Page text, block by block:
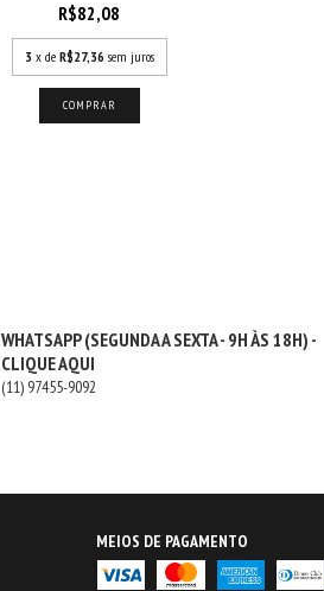
R$82,08
3 x de R$27,36 sem juros
COMPRAR
WHATSAPP (SEGUNDA A SEXTA - 9H ÀS 18H) -
CLIQUE AQUI
(11) 97455-9092
MEIOS DE PAGAMENTO